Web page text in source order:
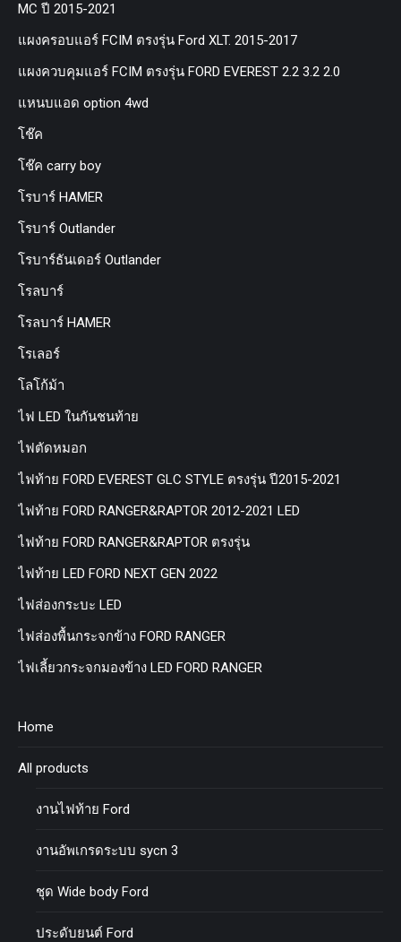
MC ปี 2015-2021
แผงครอบแอร์ FCIM ตรงรุ่น Ford XLT. 2015-2017
แผงควบคุมแอร์ FCIM ตรงรุ่น FORD EVEREST 2.2 3.2 2.0
แหนบแอด option 4wd
โช๊ค
โช๊ค carry boy
โรบาร์ HAMER
โรบาร์ Outlander
โรบาร์ธันเดอร์ Outlander
โรลบาร์
โรลบาร์ HAMER
โรเลอร์
โลโก้ม้า
ไฟ LED ในกันชนท้าย
ไฟตัดหมอก
ไฟท้าย FORD EVEREST GLC STYLE ตรงรุ่น ปี2015-2021
ไฟท้าย FORD RANGER&RAPTOR 2012-2021 LED
ไฟท้าย FORD RANGER&RAPTOR ตรงรุ่น
ไฟท้าย LED FORD NEXT GEN 2022
ไฟส่องกระบะ LED
ไฟส่องพื้นกระจกข้าง FORD RANGER
ไฟเลี้ยวกระจกมองข้าง LED FORD RANGER
Home
All products
งานไฟท้าย Ford
งานอัพเกรดระบบ sycn 3
ชุด Wide body Ford
ประดับยนต์ Ford